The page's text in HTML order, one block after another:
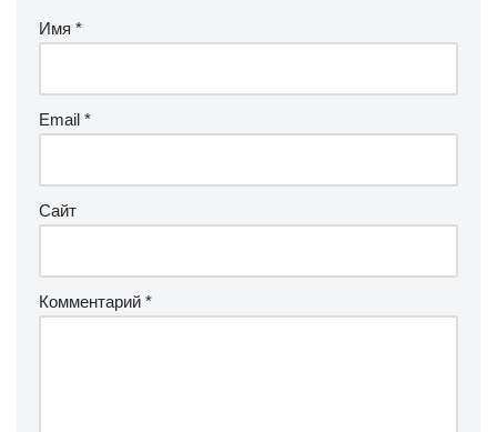
Имя *
Email *
Сайт
Комментарий *